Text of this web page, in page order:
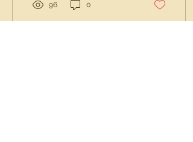
96 0